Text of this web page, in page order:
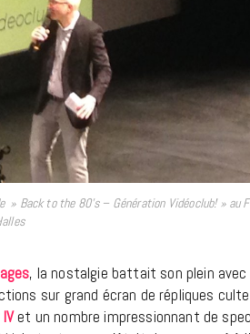
Back to the 80’s – Génération Vidéoclub! » au
, la nostalgie battait son plein avec
sur grand écran de répliques
et un nombre impressionnant de
CINÉMA ET
Disclosure Day : le
de Steven
9 JUIN